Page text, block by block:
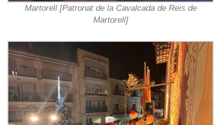
Martorell [Patronat de la Cavalcada de Reis de
Martorell]